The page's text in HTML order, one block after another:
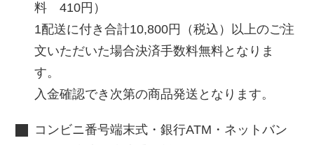
料 410円）
1配送に付き合計10,800円（税込）以上のご注
文いただいた場合決済手数料無料となりま
す。
入金確認でき次第の商品発送となります。
コンビニ番号端末式・銀行ATM・ネットバン